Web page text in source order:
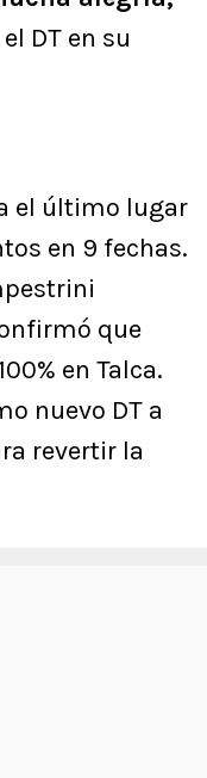
DT en su
el último lugar
en 9 fechas.
que
en Talca.
nuevo DT a
revertir la